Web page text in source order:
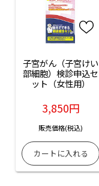
子宮がん（子宮けい
部細胞）検診申込セ
ット（女性用）
3,850円
販売価格(税込)